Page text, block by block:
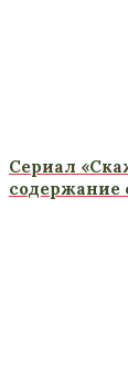
Сериал
содержание